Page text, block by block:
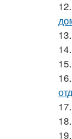
12.
13.
14.
15.
16.
17.
18.
19.